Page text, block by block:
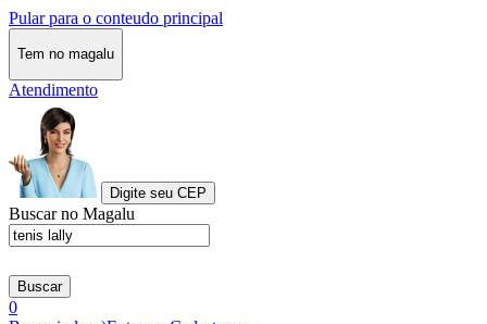
Pular para o conteudo principal
Tem no magalu
Atendimento
Digite seu CEP
Buscar no Magalu
Buscar
0